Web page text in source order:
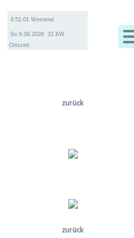
Ortszeit:
zurück
zurück